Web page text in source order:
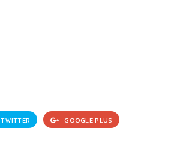
TWITTER GOOGLE PLUS